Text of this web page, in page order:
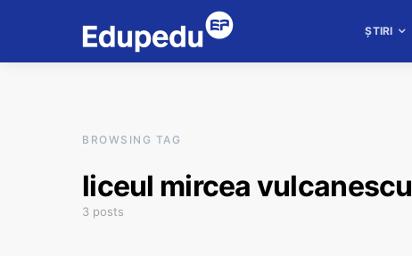
ȘTIRI
BROWSING TAG
liceul mircea vulcanescu
3 posts